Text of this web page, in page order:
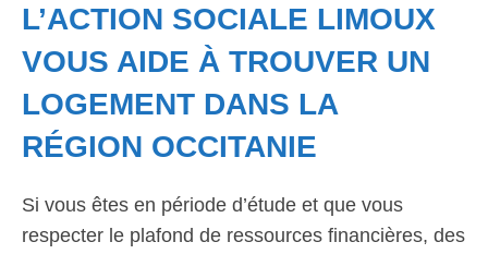
L’ACTION SOCIALE LIMOUX
VOUS AIDE À TROUVER UN
LOGEMENT DANS LA
RÉGION OCCITANIE
Si vous êtes en période d’étude et que vous
respecter le plafond de ressources financières, des